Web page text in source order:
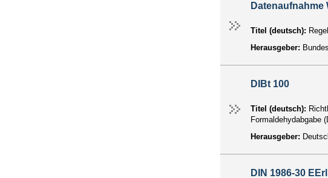
Datenaufnahme
Titel (deutsch):
Herausgeber:
DIBt 100
Titel (deutsch):
Formaldehydabgabe
Herausgeber:
DIN 1986-30